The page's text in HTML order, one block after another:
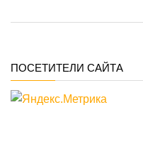
ПОСЕТИТЕЛИ САЙТА